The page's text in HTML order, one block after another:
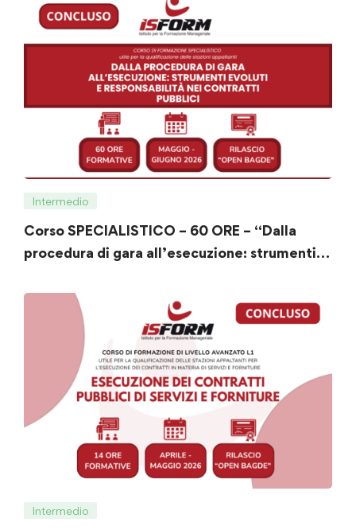
Intermedio
Corso SPECIALISTICO – 60 ORE – “Dalla
procedura di gara all’esecuzione: strumenti
pubblici”
Intermedio